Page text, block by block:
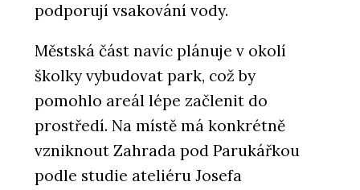
podporují vsakování vody.
Městská část navíc plánuje v okolí
školky vybudovat park, což by
pomohlo areál lépe začlenit do
prostředí. Na místě má konkrétně
vzniknout Zahrada pod Parukářkou
podle studie ateliéru Josefa